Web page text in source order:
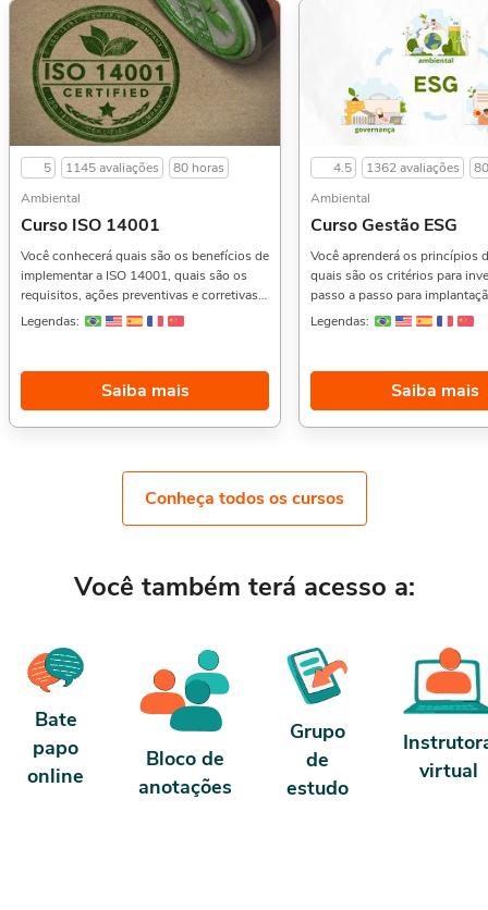
5 1145 avaliações
80 horas
Ambiental
Curso ISO 14001
Você conhecerá quais são os benefícios de
implementar a ISO 14001, quais são os
requisitos, ações preventivas e corretivas
na gestão de riscos, Anexo SL, logística
Introdução ao Licenciamento Ambiental, e
Licenciamento Ambiental na Prática,.
Sobre a carga horária: O curso possui 80
horas de carga horária. Porém, se for
horas de carga horária. Conforme nosso
contrato e termos de uso.
Legendas:
Saiba mais
4.5 1362 avaliações
Ambiental
Curso Gestão ESG
Você aprenderá os princípios
quais são os critérios para
passo a passo para
certificações, como avaliar e
Curso de Introdução ao
Empreendedorismo,, Gestão
Seleção de Pessoas, e
Liderança,. Sobre a carga horária: O curso
se for concluído antes de 5
ter 10 horas de carga horária.
Legendas:
Saiba mais
Conheça todos os cursos
Você também terá acesso a:
Bate
papo
online
Bloco de
anotações
Grupo
de
estudo
virtual